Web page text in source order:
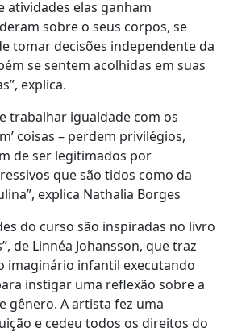
atividades elas ganham
sobre o seus corpos, se
tomar decisões independente da
se sentem acolhidas em suas
explica.
trabalhar igualdade com os
coisas – perdem privilégios,
de ser legitimados por
que são tidos como da
explica Nathalia Borges
do curso são inspiradas no livro
de Linnéa Johansson, que traz
imaginário infantil executando
instigar uma reflexão sobre a
gênero. A artista fez uma
e cedeu todos os direitos do